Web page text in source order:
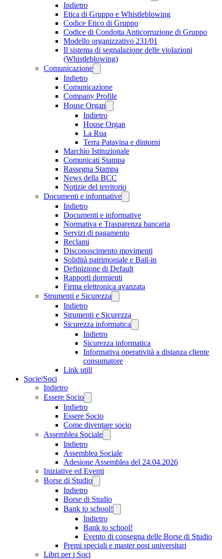
Indietro
Etica di Gruppo e Whistleblowing
Codice Etico di Gruppo
Codice di Condotta Anticorruzione di Gruppo
Modello organizzativo 231/01
Il sistema di segnalazione delle violazioni
(Whistleblowing)
Comunicazione
Indietro
Comunicazione
Company Profile
House Organ
Indietro
House Organ
La Rua
Terra Patavina e dintorni
Marchio Istituzionale
Comunicati Stampa
Rassegna Stampa
News della BCC
Notizie del territorio
Documenti e informative
Indietro
Documenti e informative
Normativa e Trasparenza bancaria
Servizi di pagamento
Reclami
Disconoscimento movimenti
Solidità patrimoniale e Bail-in
Definizione di Default
Rapporti dormienti
Firma elettronica avanzata
Strumenti e Sicurezza
Indietro
Strumenti e Sicurezza
Sicurezza informatica
Indietro
Sicurezza informatica
Informativa operatività a distanza cliente
consumatore
Link utili
Socie/Soci
Indietro
Essere Socio
Indietro
Essere Socio
Come diventare socio
Assemblea Sociale
Indietro
Assemblea Sociale
Adesione Assemblea del 24.04.2026
Iniziative ed Eventi
Borse di Studio
Indietro
Borse di Studio
Bank to school!
Indietro
Bank to school!
Evento di consegna delle Borse di Studio
Premi speciali e master post universitari
Libri per i Soci